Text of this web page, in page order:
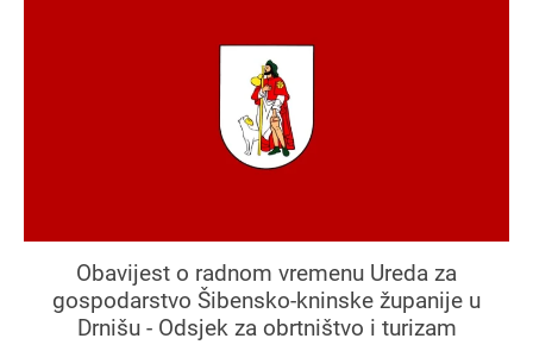
Obavijest o radnom vremenu Ureda za
gospodarstvo Šibensko-kninske županije u
Drnišu - Odsjek za obrtništvo i turizam